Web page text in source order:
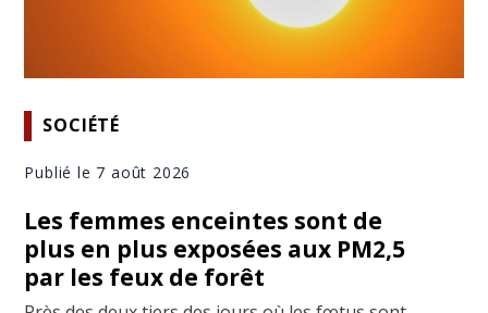
SOCIÉTÉ
Publié le 7 août 2026
Les femmes enceintes sont de
plus en plus exposées aux PM2,5
par les feux de forêt